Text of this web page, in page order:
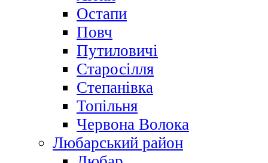
Остапи
Повч
Путиловичі
Старосілля
Степанівка
Топільня
Червона Волока
Любарський район